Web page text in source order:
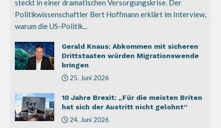
steckt in einer dramatischen Versorgungskrise. Der
Politikwissenschaftler Bert Hoffmann erklärt im Interview,
warum die US-Politik...
Gerald Knaus: Abkommen mit sicheren
Drittstaaten würden Migrationswende
bringen
25. Juni 2026
10 Jahre Brexit: „Für die meisten Briten
hat sich der Austritt nicht gelohnt“
24. Juni 2026